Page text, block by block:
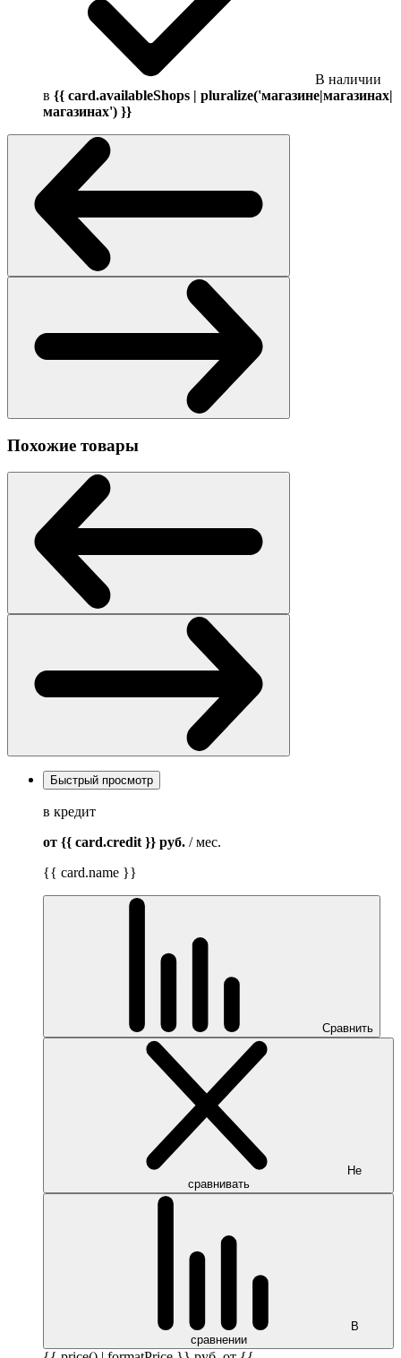
В наличии
в {{ card.availableShops | pluralize('магазине|магазинах|
магазинах') }}
Похожие товары
Быстрый просмотр
в кредит
от {{ card.credit }} руб. / мес.
{{ card.name }}
Сравнить
Не
сравнивать
В
сравнении